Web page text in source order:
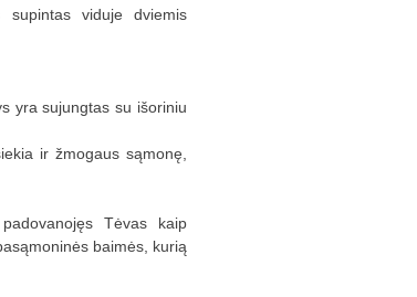
viduje dviemis
yra sujungtas su išoriniu
ir žmogaus sąmonę,
Tėvas kaip
baimės, kurią